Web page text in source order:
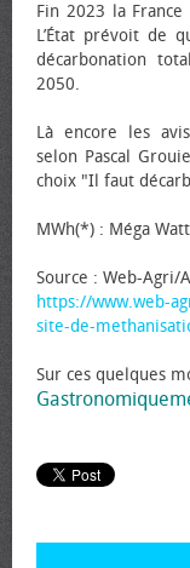
Fin 2023 la
L’État prévoit de
décarbonation
2050.
Là encore les
selon Pascal
choix "Il faut
MWh(*) : Méga
Source : Web-Agri/
https://www.web-
site-de-
Sur ces quelques